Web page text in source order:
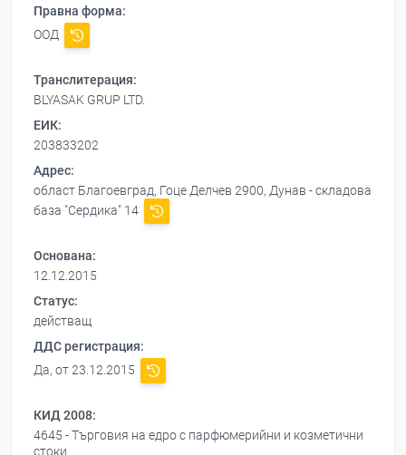
Правна форма:
ООД
Транслитерация:
BLYASAK GRUP LTD.
ЕИК:
203833202
Адрес:
област Благоевград, Гоце Делчев 2900, Дунав - складова
база "Сердика" 14
Основана:
12.12.2015
Статус:
действащ
ДДС регистрация:
Да, от 23.12.2015
КИД 2008:
4645 - Търговия на едро с парфюмерийни и козметични
стоки